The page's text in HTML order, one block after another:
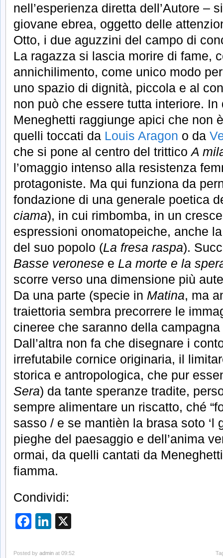
nell’esperienza diretta dell’Autore –
giovane ebrea, oggetto delle
Otto, i due aguzzini del campo di
La ragazza si lascia morire di fame,
annichilimento, come unico modo
uno spazio di dignità, piccola e al
non può che essere tutta interiore.
Meneghetti raggiunge apici che non
quelli toccati da Louis Aragon o da
che si pone al centro del tritticoA
l’omaggio intenso alla resistenza
protagoniste. Ma qui funziona da
fondazione di una generale poetica
ciama), in cui rimbomba, in un
espressioni onomatopeiche, anche
del suo popolo (La fresa raspa).
Basse veronese e La morte e la
scorre verso una dimensione più
Da una parte (specie in Matina, ma
traiettoria sembra precorrere le
cineree che saranno della
Dall’altra non fa che disegnare i
irrefutabile cornice originaria, il
storica e antropologica, che pur
Sera) da tante speranze tradite,
sempre alimentare un riscatto, ché
sasso / e se mantièn la brasa soto ‘l
pieghe del paesaggio e dell’anima
ormai, da quelli cantati da
fiamma.
Condividi:
Facebook
LinkedIn
Posted by admin at 09:52